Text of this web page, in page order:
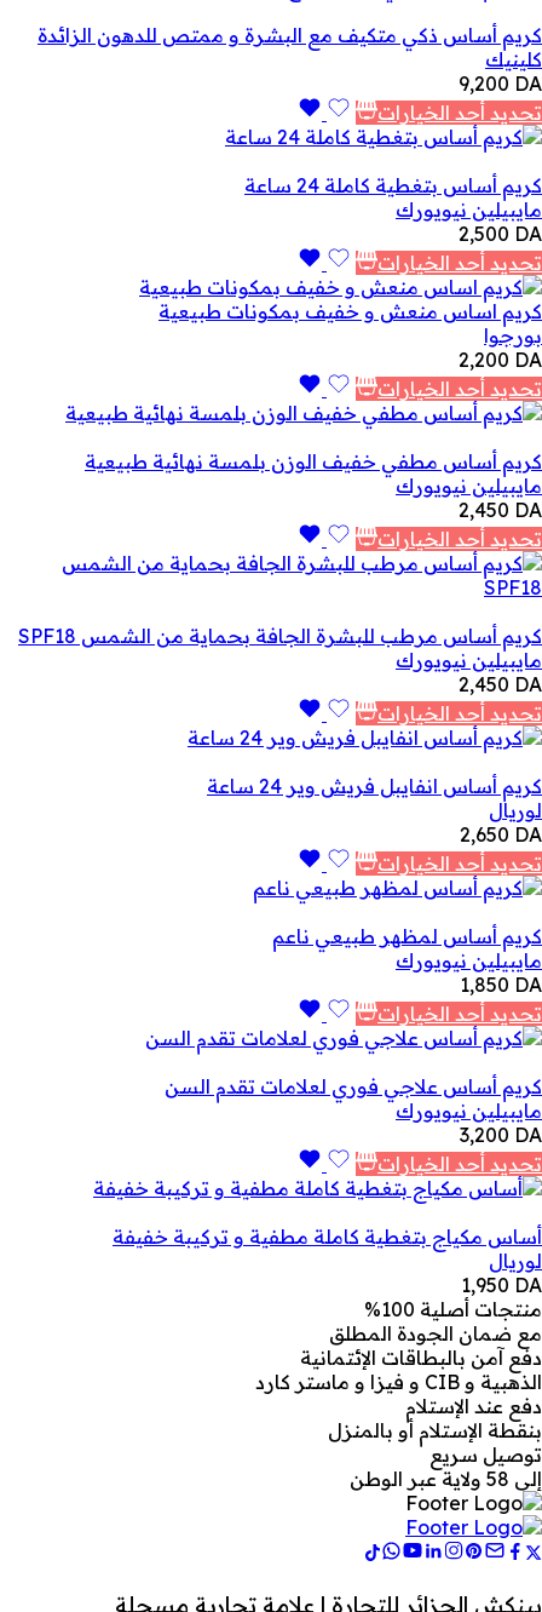
كريم أساس ذكي متكيف مع البشرة و ممتص للدهون الزائدة
كلينيك
9,200 DA
تحديد أحد الخيارات
كريم أساس بتغطية كاملة 24 ساعة
مايبيلين نيويورك
2,500 DA
تحديد أحد الخيارات
كريم اساس منعش و خفيف بمكونات طبيعية
بورجوا
2,200 DA
تحديد أحد الخيارات
كريم أساس مطفي خفيف الوزن بلمسة نهائية طبيعية
مايبيلين نيويورك
2,450 DA
تحديد أحد الخيارات
كريم أساس مرطب للبشرة الجافة بحماية من الشمس SPF18
مايبيلين نيويورك
2,450 DA
تحديد أحد الخيارات
كريم أساس انفايبل فريش وير 24 ساعة
لوريال
2,650 DA
تحديد أحد الخيارات
كريم أساس لمظهر طبيعي ناعم
مايبيلين نيويورك
1,850 DA
تحديد أحد الخيارات
كريم أساس علاجي فوري لعلامات تقدم السن
مايبيلين نيويورك
3,200 DA
تحديد أحد الخيارات
أساس مكياج بتغطية كاملة مطفية و تركيبة خفيفة
لوريال
1,950 DA
منتجات أصلية 100%
مع ضمان الجودة المطلق
دفع آمن بالبطاقات الإئتمانية
الذهبية و CIB و فيزا و ماستر كارد
دفع عند الإستلام
بنقطة الإستلام أو بالمنزل
توصيل سريع
إلى 58 ولاية عبر الوطن
بينكش الجزائر للتجارة | علامة تجارية مسجلة